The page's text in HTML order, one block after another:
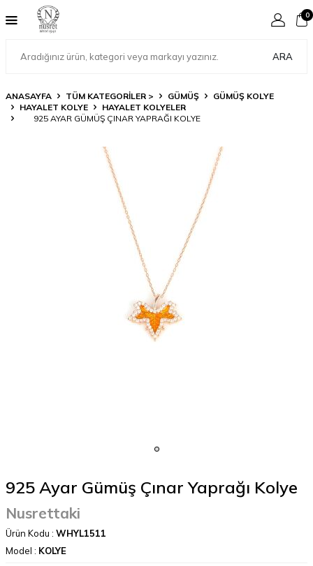
ARA
0
ANASAYFA TÜM KATEGORİLER > GÜMÜŞ
GÜMÜŞ KOLYE
HAYALET KOLYE
HAYALET KOLYELER
925 AYAR GÜMÜŞ ÇINAR YAPRAĞI KOLYE
925 Ayar Gümüş Çınar Yaprağı Kolye
Nusrettaki
Ürün Kodu : WHYL1511
Model : KOLYE